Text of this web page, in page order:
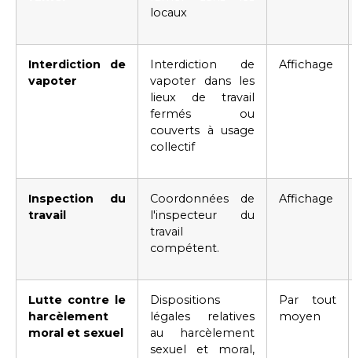
locaux
Interdiction de
vapoter
Interdiction de
vapoter dans les
lieux de travail
fermés ou
couverts à usage
collectif
Affichage
Inspection du
travail
Coordonnées de
l'inspecteur du
travail
compétent.
Affichage
Lutte contre le
harcèlement
moral et sexuel
Dispositions
légales relatives
au harcèlement
sexuel et moral,
Par tout
moyen